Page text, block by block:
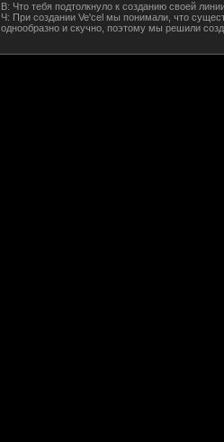
В: Что тебя подтолкнуло к созданию своей
Ч: При создании Ve'cel мы понимали, что
однообразно и скучно, поэтому мы решили